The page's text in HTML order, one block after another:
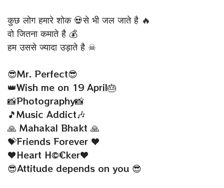
कुछ लोग हमारे शोक 💀से भी जल जाते है 🔥
वो जितना कमाते है 💰
हम उससे ज्यादा उड़ाते है ☠
😎Mr. Perfect😎
👑Wish me on 19 April🎂
📸Photography📸
🎵Music Addict🎶
🙏 Mahakal Bhakt 🙏
💝Friends Forever ♥
♥Heart H©€ker♥
😎Attitude depends on you 😎